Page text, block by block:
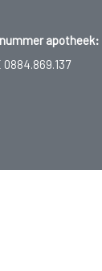
apotheek:
0884.869.137